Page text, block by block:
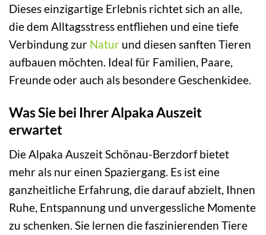
Dieses einzigartige Erlebnis richtet sich an alle,
die dem Alltagsstress entfliehen und eine tiefe
Verbindung zur Natur und diesen sanften Tieren
aufbauen möchten. Ideal für Familien, Paare,
Freunde oder auch als besondere Geschenkidee.
Was Sie bei Ihrer Alpaka Auszeit
erwartet
Die Alpaka Auszeit Schönau-Berzdorf bietet
mehr als nur einen Spaziergang. Es ist eine
ganzheitliche Erfahrung, die darauf abzielt, Ihnen
Ruhe, Entspannung und unvergessliche Momente
zu schenken. Sie lernen die faszinierenden Tiere